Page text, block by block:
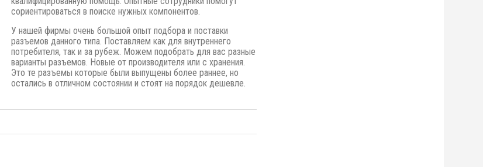
сориентироваться в поиске нужных компонентов.
У нашей фирмы очень большой опыт подбора и поставки
разъемов данного типа. Поставляем как для внутреннего
потребителя, так и за рубеж. Можем подобрать для вас разные
варианты разъемов. Новые от производителя или с хранения.
Это те разъемы которые были выпущены более раннее, но
остались в отличном состоянии и стоят на порядок дешевле.